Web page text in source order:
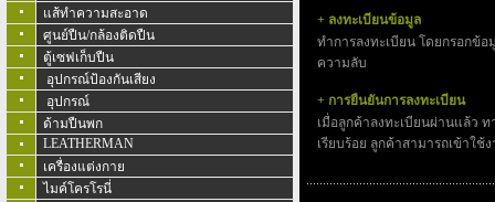
แส้ทำความสะอาด
ศูนย์ปืน/กล้องติดปืน
ตู้เซฟเก็บปืน
อุปกรณ์ป้องกันเสียง
อุปกรณ์
ด้ามปืนพก
LEATHERMAN
เครื่องแต่งกาย
ไมค์โครโรนี่
+ ลงทะเบียนข้อมูล
ทำการลงทะเบียน โดยกรอกข้
ความลับ
+ การยืนยันการลงทะเบียน
เมื่อลูกค้าลงทะเบียนผ่านแล้ว
เรียบร้อย ลูกค้าสามารถเข้าใช้